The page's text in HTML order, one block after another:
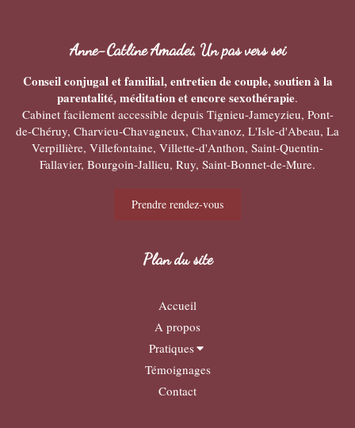
Anne-Catline Amadei, Un pas vers soi
Conseil conjugal et familial, entretien de couple, soutien à la
parentalité, méditation et encore sexothérapie.
Cabinet facilement accessible depuis Tignieu-Jameyzieu, Pont-
de-Chéruy, Charvieu-Chavagneux, Chavanoz, L'Isle-d'Abeau, La
Verpillière, Villefontaine, Villette-d'Anthon, Saint-Quentin-
Fallavier, Bourgoin-Jallieu, Ruy, Saint-Bonnet-de-Mure.
Prendre rendez-vous
Plan du site
Accueil
A propos
Pratiques
Témoignages
Contact